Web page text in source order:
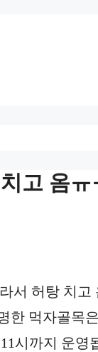
고 옴
서 허탕 치
먹자골목
시까지 운영